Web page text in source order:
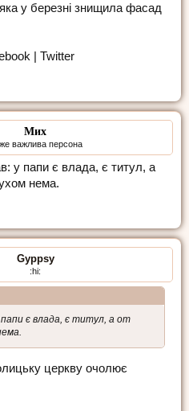
у березні знищила фасад
| Twitter
Мих
важлива персона
у папи є влада, є титул, а
нема.
Gyppsy
:hi:
папи є влада, є титул, а от
церкву очолює